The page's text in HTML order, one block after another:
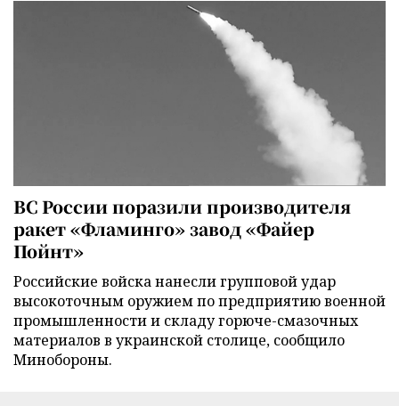
ВС России поразили производителя
ракет «Фламинго» завод «Файер
Пойнт»
Российские войска нанесли групповой удар
высокоточным оружием по предприятию военной
промышленности и складу горюче-смазочных
материалов в украинской столице, сообщило
Минобороны.